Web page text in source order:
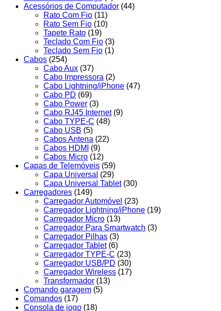
Acessórios de Computador (44)
Rato Com Fio (11)
Rato Sem Fio (10)
Tapete Rato (19)
Teclado Com Fio (3)
Teclado Sem Fio (1)
Cabos (254)
Cabo Aux (37)
Cabo Impressora (2)
Cabo Lightning/iPhone (47)
Cabo PD (69)
Cabo Power (3)
Cabo RJ45 Internet (9)
Cabo TYPE-C (48)
Cabo USB (5)
Cabos Antena (22)
Cabos HDMI
(9)
Cabos Micro (12)
Capas de Telemóveis (59)
Capa Universal (29)
Capa Universal Tablet (30)
Carregadores (149)
Carregador Automóvel (23)
Carregador Lightning/iPhone (19)
Carregador Micro (13)
Carregador Para Smartwatch (3)
Carregador Pilhas (3)
Carregador Tablet (6)
Carregador TYPE-C (23)
Carregador USB/PD (30)
Carregador Wireless (17)
Transformador (13)
Comando garagem (5)
Comandos (17)
Consola de jogo (18)